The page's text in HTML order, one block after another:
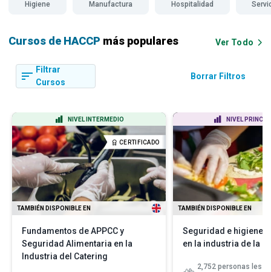
Higiene Manufactura Hospitalidad
Cursos de HACCP más populares Ver Todo
Filtrar
Cursos
Borrar Filtros
NIVEL INTERMEDIO
CERTIFICADO
TAMBIÉN DISPONIBLE EN
Fundamentos de APPCC y
Seguridad Alimentaria en la
Industria del Catering
NIVEL
TAMBIÉN DISPONIBLE EN
Seguridad e higiene
en la industria de la
2,752 personas les